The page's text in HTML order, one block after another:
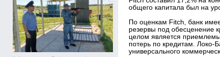
общего капитала был на
По оценкам Fitch, банк
резервы под обесценение
целом является
потерь по кредитам. Локо-
универсального